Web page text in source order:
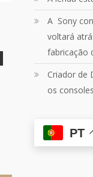
Mais
A Sony
voltará
fabricação
Criador de
os
PT